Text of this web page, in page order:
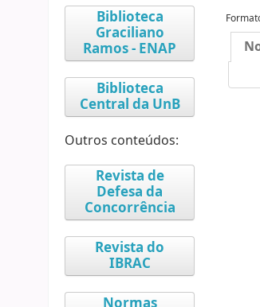
Biblioteca
Graciliano
Ramos - ENAP
Biblioteca
Central da UnB
Outros conteúdos:
Revista de
Defesa da
Concorrência
Revista do
IBRAC